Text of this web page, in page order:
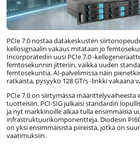
PCIe 7.0 nostaa datakeskusten
kellosignaalin vakaus mitataan jo
Incorporatedin uusi PCIe 7.0 -
femtosekunnin jitteriin, vaikka uuden
femtosekuntia. AI-palvelimissa näin
ratkaista, pysyykö 128 GT/s -linkki vakaana
PCIe 7.0 on siirtymässä määrittelyvaiheesta
tuotteisiin. PCI-SIG julkaisi standardin
ja nyt markkinoille alkaa tulla ensimmäisiä
infrastruktuurikomponentteja. Diodesin
on yksi ensimmäisistä piireistä, jotka on
vaatimuksiin.